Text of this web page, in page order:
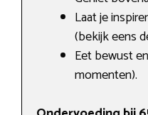
Laat je
(bekijk eens
Eet bewust
momenten).